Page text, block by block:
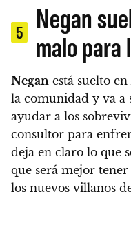
5
Negan
malo para
Negan está suelto en
la comunidad y va a
ayudar a los
consultor para
deja en claro lo que
que será mejor
los nuevos villanos